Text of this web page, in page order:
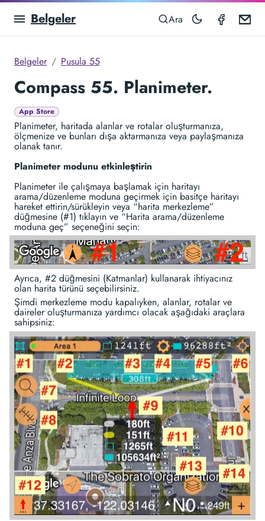
Belgeler Ara
Belgeler Pusula 55
Compass 55. Planimeter.
App Store
Planimeter, haritada alanlar ve rotalar oluşturmanıza,
ölçmenize ve bunları dışa aktarmanıza veya paylaşmanıza
olanak tanır.
Planimeter modunu etkinleştirin
Planimeter ile çalışmaya başlamak için haritayı
arama/düzenleme moduna geçirmek için basitçe haritayı
hareket ettirin/sürükleyin veya “harita merkezleme”
düğmesine (#1) tıklayın ve “Harita arama/düzenleme
moduna geç” seçeneğini seçin:
Ayrıca, #2 düğmesini (Katmanlar) kullanarak ihtiyacınız
olan harita türünü seçebilirsiniz.
Şimdi merkezleme modu kapalıyken, alanlar, rotalar ve
daireler oluşturmanıza yardımcı olacak aşağıdaki araçlara
sahipsiniz: